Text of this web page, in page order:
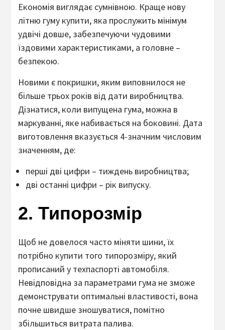
Економія виглядає сумнівною. Краще нову
літню гуму купити, яка прослужить мінімум
удвічі довше, забезпечуючи чудовими
їздовими характеристиками, а головне –
безпекою.
Новими є покришки, яким виповнилося не
більше трьох років від дати виробництва.
Дізнатися, коли випущена гума, можна в
маркуванні, яке набивається на боковині. Дата
виготовлення вказується 4-значним числовим
значенням, де:
перші дві цифри – тиждень виробництва;
дві останні цифри – рік випуску.
2. Типорозмір
Щоб не довелося часто міняти шини, їх
потрібно купити того типорозміру, який
прописаний у техпаспорті автомобіля.
Невідповідна за параметрами гума не зможе
демонструвати оптимальні властивості, вона
почне швидше зношуватися, помітно
збільшиться витрата палива.